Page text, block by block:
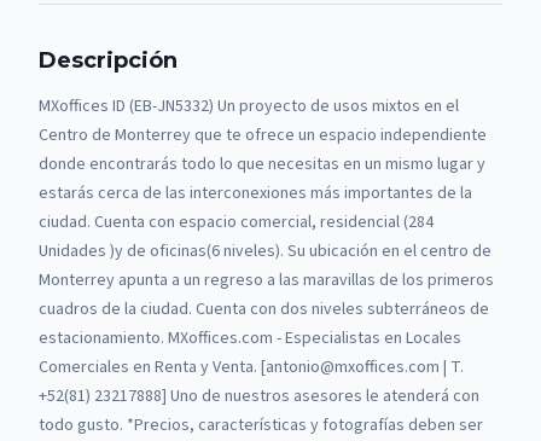
Descripción
MXoffices ID (EB-JN5332) Un proyecto de usos mixtos en el
Centro de Monterrey que te ofrece un espacio independiente
donde encontrarás todo lo que necesitas en un mismo lugar y
estarás cerca de las interconexiones más importantes de la
ciudad. Cuenta con espacio comercial, residencial (284
Unidades )y de oficinas(6 niveles). Su ubicación en el centro de
Monterrey apunta a un regreso a las maravillas de los primeros
cuadros de la ciudad. Cuenta con dos niveles subterráneos de
estacionamiento. MXoffices.com - Especialistas en Locales
Comerciales en Renta y Venta. [antonio@mxoffices.com | T.
+52(81) 23217888] Uno de nuestros asesores le atenderá con
todo gusto. *Precios, características y fotografías deben ser